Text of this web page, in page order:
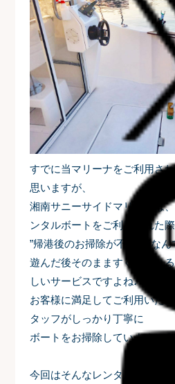
すでに当マリーナをご利用さ
思いますが、
湘南サニーサイドマリーナは
ンタルボートをご利用された
”帰港後のお掃除が不要！”なん
遊んだ後そのまますぐに帰れ
しいサービスですよね♪
お客様に満足してご利用いた
タッフがしっかり丁寧に
ボートをお掃除しています！
今回はそんなレンタルボート